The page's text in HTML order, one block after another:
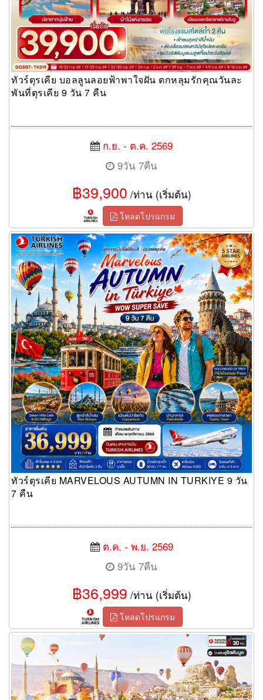
ทัวร์ตุรเคีย บอลลูนลอยฟ้าพาใจฝัน ตกหลุมรักคุณวันละ
พันที่ตุรเคีย 9 วัน 7 คืน
ก.ย. - ต.ค. 2569
9วัน 7คืน
฿39,900 /ท่าน (เริ่มต้น)
โหลดโปรแกรม
ทัวร์ตุรเคีย MARVELOUS AUTUMN IN TURKIYE 9 วัน 7 คืน
ทัวร์ตุรเคีย MARVELOUS AUTUMN IN TURKIYE 9 วัน
7 คืน
ต.ค. - พ.ย. 2569
9วัน 7คืน
฿36,999 /ท่าน (เริ่มต้น)
โหลดโปรแกรม
ทัวร์ตุรเคีย Autumn Magic in Türkiye อิสตัลบูล ปามุคคาเล คัปปาโด
เกีย 9 วัน 7 คืน